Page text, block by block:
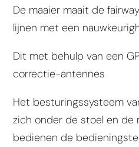
De maaier maaitde
lijnen met een
Dit met behulp van een
correctie-antennes
Het besturingssysteem
zich onder de stoel en de
bedienen de